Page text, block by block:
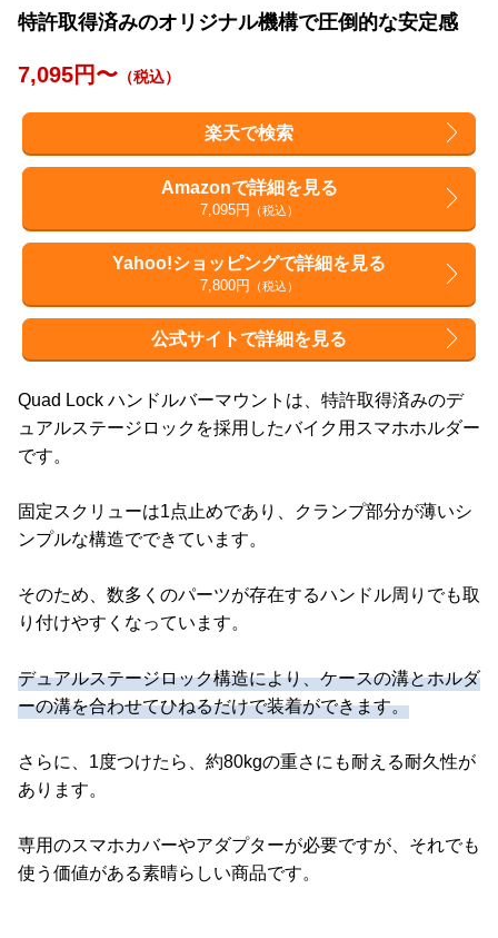
特許取得済みのオリジナル機構で圧倒的な安定感
7,095円〜 （税込）
楽天で検索
Amazonで詳細を見る
7,095円 （税込）
Yahoo!ショッピングで詳細を見る
7,800円 （税込）
公式サイトで詳細を見る
Quad Lock ハンドルバーマウントは、特許取得済みのデ
ュアルステージロックを採用したバイク用スマホホルダー
です。
固定スクリューは1点止めであり、クランプ部分が薄いシ
ンプルな構造でできています。
そのため、数多くのパーツが存在するハンドル周りでも取
り付けやすくなっています。
デュアルステージロック構造により、ケースの溝とホルダ
ーの溝を合わせてひねるだけで装着ができます。
さらに、1度つけたら、約80kgの重さにも耐える耐久性が
あります。
専用のスマホカバーやアダプターが必要ですが、それでも
使う価値がある素晴らしい商品です。